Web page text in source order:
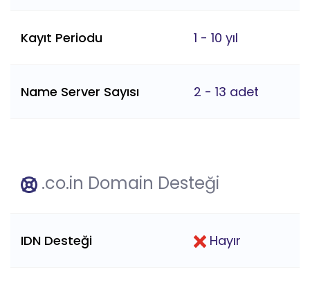
Kayıt Periodu 1 - 10 yıl
Name Server Sayısı 2 - 13 adet
.co.in Domain Desteği
IDN Desteği Hayır